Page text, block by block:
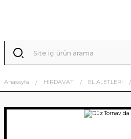
Anasayfa HIRDAVAT EL ALETLERİ